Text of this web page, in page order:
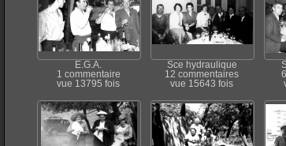
E.G.A.
1 commentaire
vue 13795 fois
Sce hydraulique
12 commentaires
vue 15643 fois